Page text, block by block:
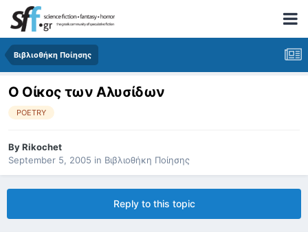
Βιβλιοθήκη Ποίησης
Ο Οίκος των Αλυσίδων
POETRY
ByRikochet
September 5, 2005 in Βιβλιοθήκη Ποίησης
Reply to this topic